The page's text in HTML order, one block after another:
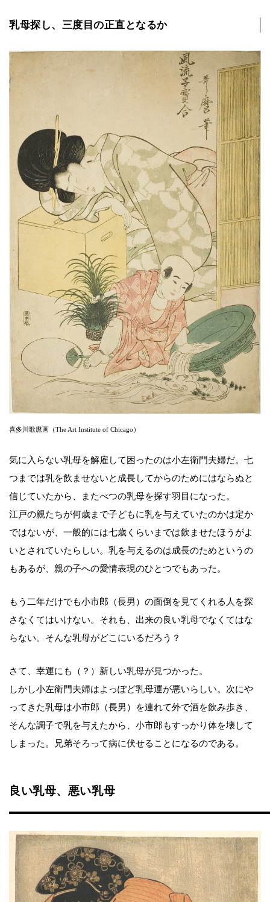
乳母探し、三度目の正直となるか
喜多川歌麿画（The Art Institute of Chicago）
気に入らない乳母を解雇して困ったのは小左衛門夫婦だ。七
つまでは乳を飲ませないと成長してからのためにはならぬと
信じていたから、またべつの乳母を探す羽目になった。
江戸の親たちが何歳まで子どもに乳を与えていたのかは定か
ではないが、一般的には七歳くらいまでは飲ませたほうがよ
いとされていたらしい。乳を与えるのは成長のためというの
もあるが、親の子への愛情表現のひとつでもあった。
もう二年だけでも小市郎（長男）の面倒を見てくれる人を探
さなくてはいけない。それも、出来の良い乳母でなくてはな
らない。そんな乳母がどこにいるだろう？
さて、幸運にも（？）新しい乳母が見つかった。
しかし小左衛門夫婦はよっぽど乳母運が悪いらしい。次にや
ってきた乳母は小市郎（長男）を連れて外で酒を飲み歩き、
そんな調子で乳を与えたから、小市郎もすっかり体を壊して
しまった。兄弟そろって病に伏せることになるのである。
良い乳母、悪い乳母